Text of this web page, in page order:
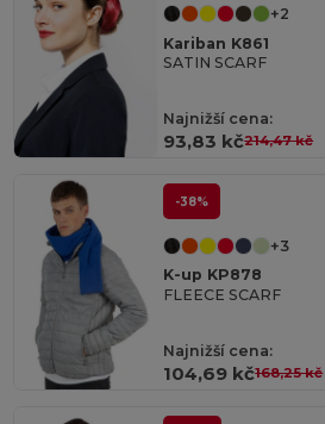
+2
Kariban K861
SATIN SCARF
Najnižší cena:
93,83 kč214,47 kč
-38%
+3
K-up KP878
FLEECE SCARF
Najnižší cena:
104,69 kč168,25 kč